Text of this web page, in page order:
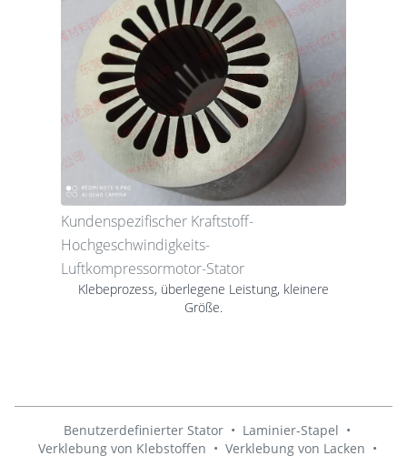
Kundenspezifischer Kraftstoff-
Hochgeschwindigkeits-
Luftkompressormotor-Stator
Klebeprozess, überlegene Leistung, kleinere
Größe.
Benutzerdefinierter Stator • Laminier-Stapel •
Verklebung von Klebstoffen • Verklebung von Lacken •